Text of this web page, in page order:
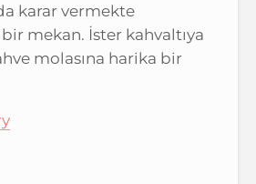
karar vermekte
mekan. İster kahvaltıya
molasına harika bir